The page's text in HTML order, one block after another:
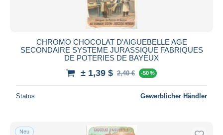
CHROMO CHOCOLAT D'AIGUEBELLE AGE
SECONDAIRE SYSTEME JURASSIQUE FABRIQUES
DE POTERIES DE BAYEUX
± 1,39 $ 2,40 € -50 %
Status Gewerblicher Händler
Neu